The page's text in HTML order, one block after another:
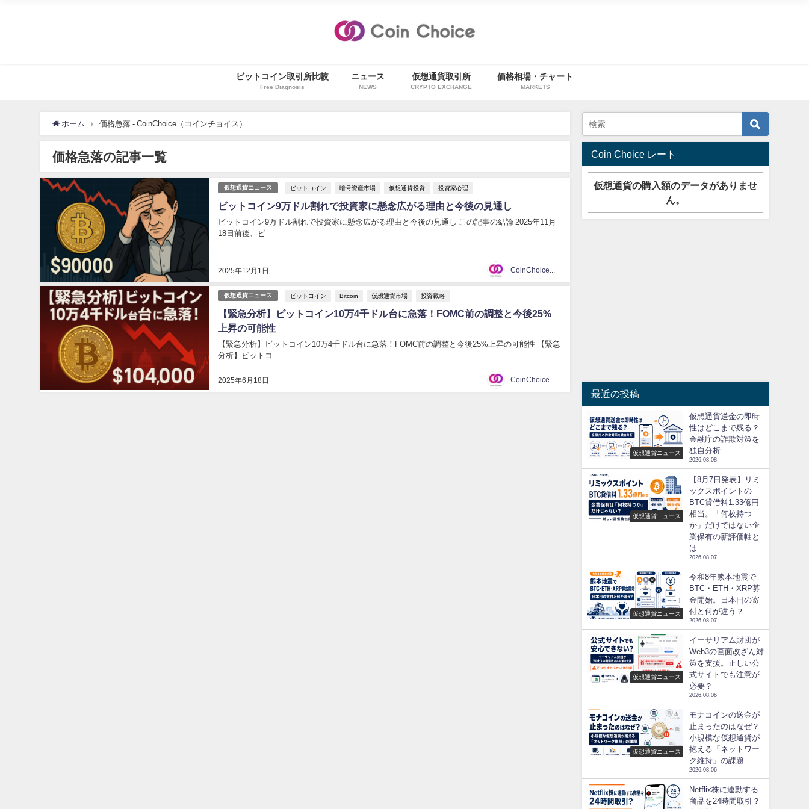
ビットコイン取引所比較
Free Diagnosis
ニュース
NEWS
仮想通貨取引所
CRYPTO EXCHANGE
価格相場・チャート
MARKETS
ホーム 価格急落 - CoinChoice（コインチョイス）
価格急落の記事一覧
仮想通貨ニュース ビットコイン 暗号資産市場 仮想通貨投資 投資家心理
ビットコイン9万ドル割れで投資家に懸念広がる理由と今後の見通し
2025年12月1日
ビットコイン9万ドル割れで投資家に懸念広がる理由と今後の見通し この記事の結論 2025年11月
18日前後、ビ
仮想通貨ニュース ビットコイン Bitcoin 仮想通貨市場 投資戦略
【緊急分析】ビットコイン10万4千ドル台に急落！FOMC前の調整と今後25%
上昇の可能性
2025年6月18日
【緊急分析】ビットコイン10万4千ドル台に急落！FOMC前の調整と今後25%上昇の可能性 【緊急
分析】ビットコ
Coin Choice レート
仮想通貨の購入額のデータがありませ
ん。
最近の投稿
仮想通貨ニュース
仮想通貨送金の即時
性はどこまで残る？
金融庁の詐欺対策を
独自分析
2026.08.08
仮想通貨ニュース
【8月7日発表】リミ
ックスポイントの
BTC貸借料1.33億円
相当。「何枚持つ
か」だけではない企
業保有の新評価軸と
は
2026.08.07
仮想通貨ニュース
令和8年熊本地震で
BTC・ETH・XRP募
金開始。日本円の寄
付と何が違う？
2026.08.07
仮想通貨ニュース
イーサリアム財団が
Web3の画面改ざん対
策を支援。正しい公
式サイトでも注意が
必要？
2026.08.06
仮想通貨ニュース
モナコインの送金が
止まったのはなぜ？
小規模な仮想通貨が
抱える「ネットワー
ク維持」の課題
2026.08.06
Netflix株に連動する
商品を24時間取引？